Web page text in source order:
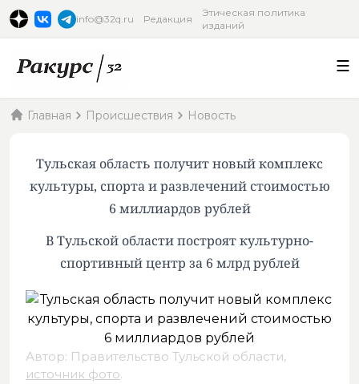
info@32q.ru Редакция
Этическая политика
изданий
Главная Происшествия Новость
Тульская область получит новый комплекс
культуры, спорта и развлечений стоимостью
6 миллиардов рублей
В Тульской области построят культурно-
спортивный центр за 6 млрд рублей
Автор: Правительство Тульской области,
источник фото.